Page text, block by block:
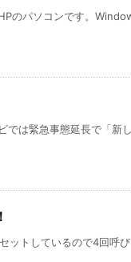
のパソコンです。
では緊急事態延長で「新
ットしているので4回呼